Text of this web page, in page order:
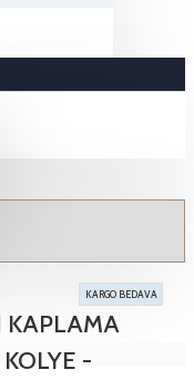
KARGO BEDAVA
KAPLAMA
-